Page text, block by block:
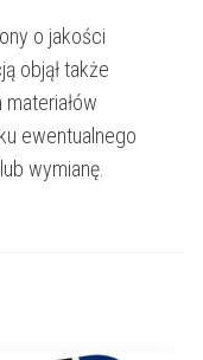
o jakości
objął także
ewentualnego
wymianę.